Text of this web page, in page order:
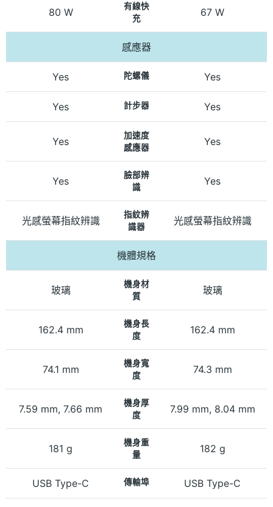
80 W
有線快
充
67 W
感應器
Yes 陀螺儀 Yes
Yes 計步器 Yes
Yes
加速度
感應器
Yes
Yes
臉部辨
識
Yes
光感螢幕指紋辨識
指紋辨
識器
光感螢幕指紋辨識
機體規格
玻璃
機身材
質
玻璃
162.4 mm
機身長
度
162.4 mm
74.1 mm
機身寬
度
74.3 mm
7.59 mm, 7.66 mm
機身厚
度
7.99 mm, 8.04 mm
181 g
機身重
量
182 g
USB Type-C 傳輸埠 USB Type-C